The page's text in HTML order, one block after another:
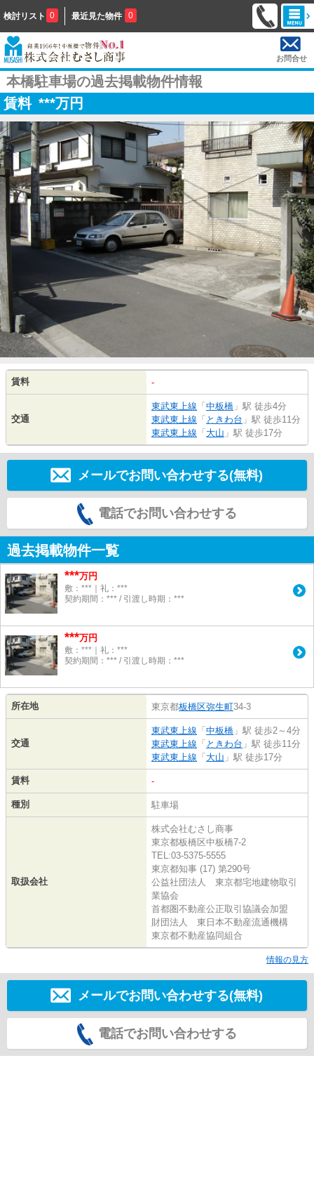
検討リスト 0 最近見た物件 0
お問合せ
本橋駐車場の過去掲載物件情報
賃料 ***万円
賃料 -
交通
東武東上線 「 中板橋 」駅 徒歩4分
東武東上線 「 ときわ台 」駅 徒歩11分
東武東上線 「 大山 」駅 徒歩17分
メールでお問い合わせする(無料)
電話でお問い合わせする
過去掲載物件一覧
***万円
敷：***｜礼：***
契約期間：*** / 引渡し時期：***
***万円
敷：***｜礼：***
契約期間：*** / 引渡し時期：***
所在地 東京都板橋区弥生町34-3
交通
東武東上線 「 中板橋 」駅 徒歩2～4分
東武東上線 「 ときわ台 」駅 徒歩11分
東武東上線 「 大山 」駅 徒歩17分
賃料 -
種別 駐車場
取扱会社
株式会社むさし商事
東京都板橋区中板橋7-2
TEL:03-5375-5555
東京都知事 (17) 第290号
公益社団法人 東京都宅地建物取引
業協会
首都圏不動産公正取引協議会加盟
財団法人 東日本不動産流通機構
東京都不動産協同組合
情報の見方
メールでお問い合わせする(無料)
電話でお問い合わせする